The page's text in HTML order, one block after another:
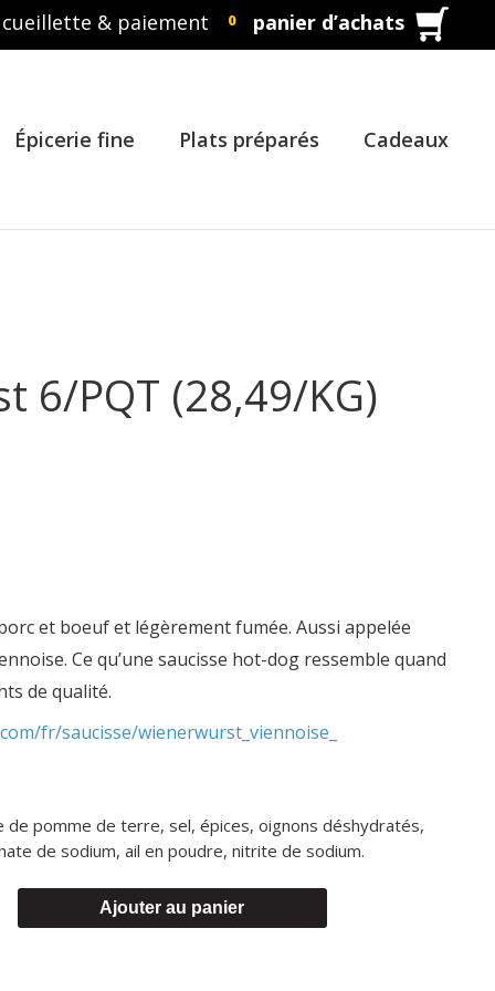
cueillette & paiement panier d’achats
0
Épicerie fine Plats préparés Cadeaux
6/PQT (28,49/KG)
et boeuf et légèrement fumée. Aussi appelée
Ce qu’une saucisse hot-dog ressemble quand
de qualité.
fr/saucisse/wienerwurst_viennoise_
de pomme de terre, sel, épices, oignons déshydratés,
de sodium, ail en poudre, nitrite de sodium.
Ajouter au panier